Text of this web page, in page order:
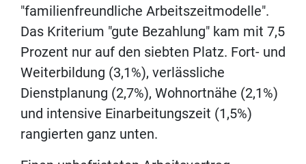
"familienfreundliche Arbeitszeitmodelle".
Das Kriterium "gute Bezahlung" kam mit 7,5
Prozent nur auf den siebten Platz. Fort- und
Weiterbildung (3,1%), verlässliche
Dienstplanung (2,7%), Wohnortnähe (2,1%)
und intensive Einarbeitungszeit (1,5%)
rangierten ganz unten.